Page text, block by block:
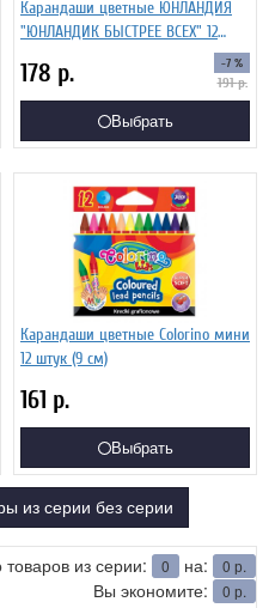
Карандаши цветные ЮНЛАНДИЯ
"ЮНЛАНДИК БЫСТРЕЕ ВСЕХ" 12
178 р. -7 %
191р.
Выбрать
Карандаши цветные Colorino мини
12 штук (9 см)
161 р.
Выбрать
из серии без серии
из серии: 0 на: 0 р.
Вы экономите: 0 р.